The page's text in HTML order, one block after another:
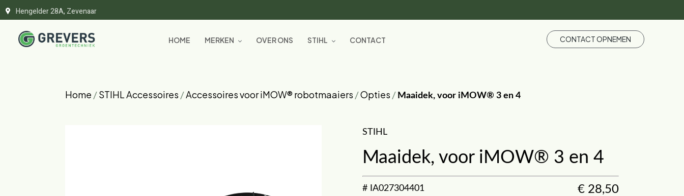
Hengelder 28A, Zevenaar
HOME MERKEN OVER ONS STIHL CONTACT CONTACT OPNEMEN
Home /STIHL Accessoires /Accessoires voor iMOW® robotmaaiers /Opties / Maaidek, voor iMOW® 3 en 4
STIHL
Maaidek, voor iMOW® 3 en 4
# IA027304401
€ 28,50